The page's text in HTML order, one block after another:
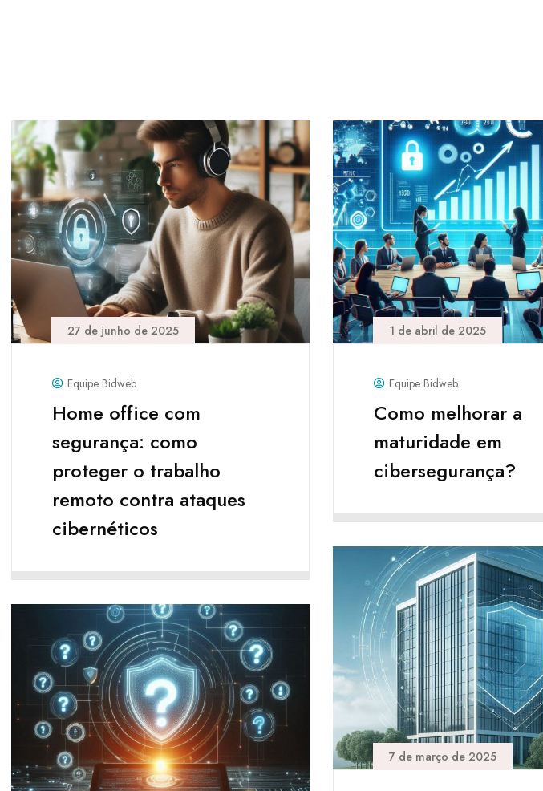
27 de junho de 2025
Equipe Bidweb
Home office com
segurança: como
proteger o trabalho
remoto contra ataques
cibernéticos
1 de abril de 2025
Equipe Bidweb
Como melhorar a
maturidade em
cibersegurança?
7 de março de 2025